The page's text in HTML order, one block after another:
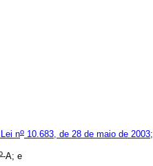
no 10.683, de 28 de maio de 2003;
-A; e